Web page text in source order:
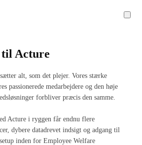
Acture
alt, som det plejer. Vores stærke
passionerede medarbejdere og den høje
forbliver præcis den samme.
Acture i ryggen får endnu flere
dybere datadrevet indsigt og adgang til
inden for Employee Welfare